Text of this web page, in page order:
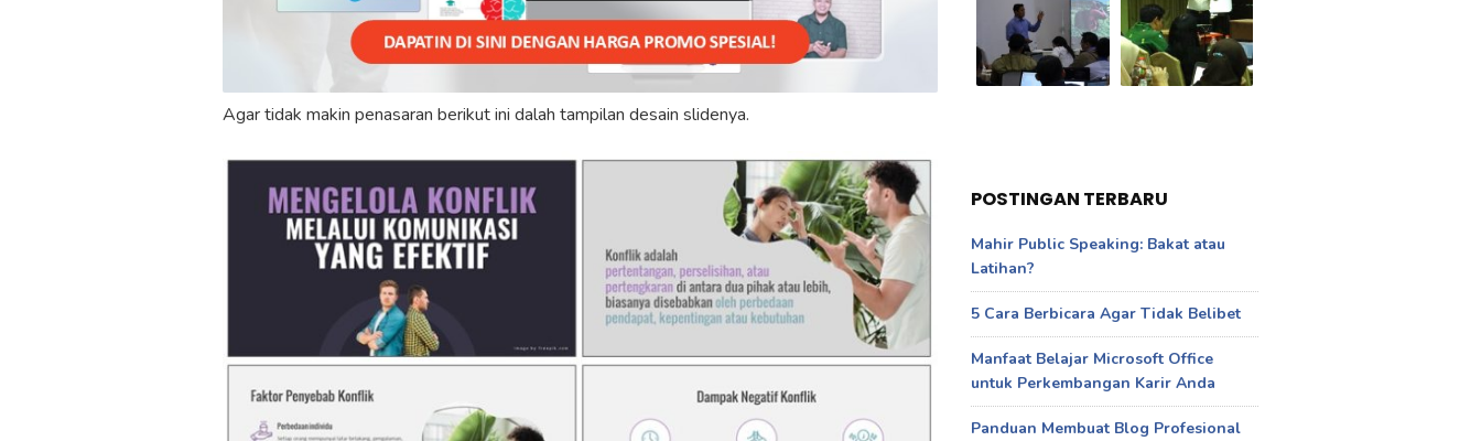
Agar tidak makin penasaran berikut ini dalah tampilan desain slidenya.
POSTINGAN TERBARU
Mahir Public Speaking: Bakat atau
Latihan?
5 Cara Berbicara Agar Tidak Belibet
Manfaat Belajar Microsoft Office
untuk Perkembangan Karir Anda
Panduan Membuat Blog Profesional